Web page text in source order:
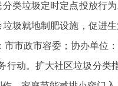
类垃圾定时定点投放行
圾就地制肥设施，促进
市市政市容委；协办单位
动。扩大社区垃圾分类